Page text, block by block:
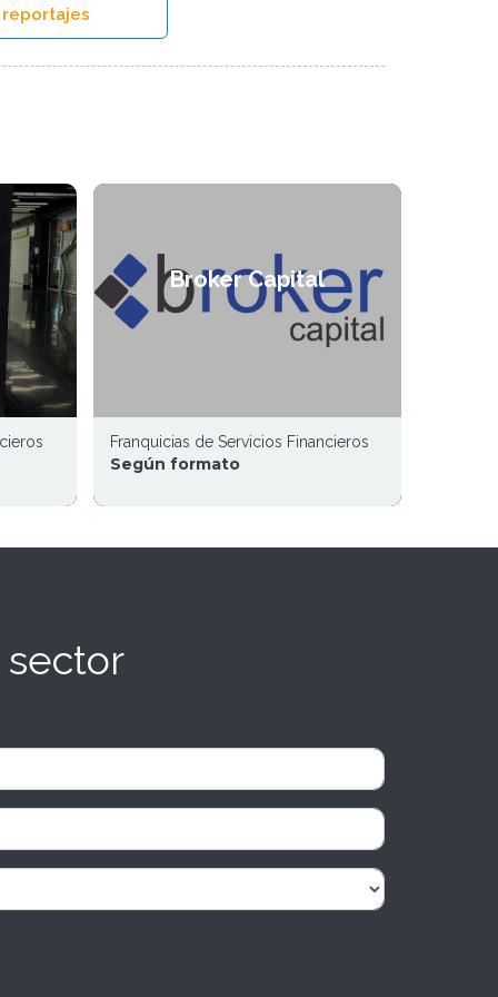
Broker Capital
Franquicias de Servicios Financieros
Según formato